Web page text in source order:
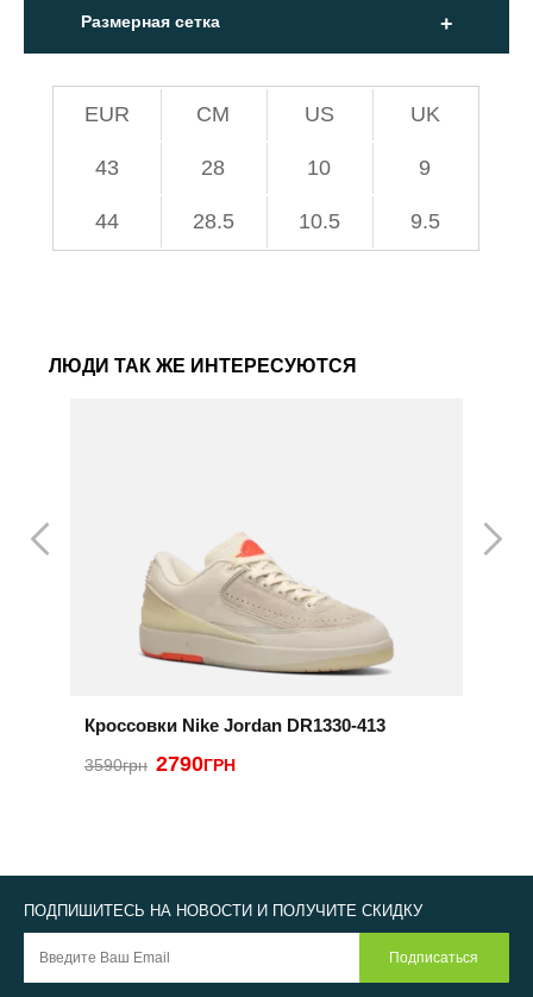
Размерная сетка
EUR СМ US UK
43 28 10 9
44 28.5 10.5 9.5
ЛЮДИ ТАК ЖЕ ИНТЕРЕСУЮТСЯ
Кроссовки Nike Jordan DR1330-413
3590грн 2790ГРН
ПОДПИШИТЕСЬ НА НОВОСТИ И ПОЛУЧИТЕ СКИДКУ